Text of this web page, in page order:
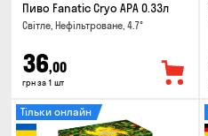
Пиво Fanatic Cryo APA 0.33л
Світле, Нефільтроване, 4.7°
36,00
грн за 1 шт
Тільки онлайн